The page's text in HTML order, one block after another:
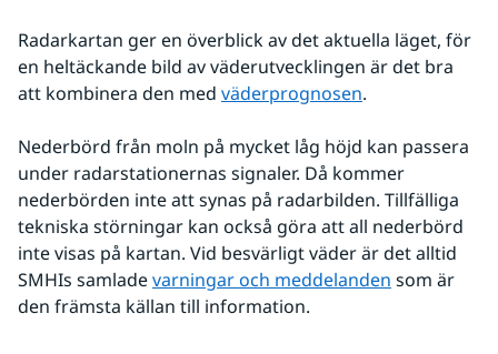
Radarkartan ger en överblick av det aktuella läget, för
en heltäckande bild av väderutvecklingen är det bra
att kombinera den med väderprognosen.
Nederbörd från moln på mycket låg höjd kan passera
under radarstationernas signaler. Då kommer
nederbörden inte att synas på radarbilden. Tillfälliga
tekniska störningar kan också göra att all nederbörd
inte visas på kartan. Vid besvärligt väder är det alltid
SMHIs samlade varningar och meddelanden som är
den främsta källan till information.